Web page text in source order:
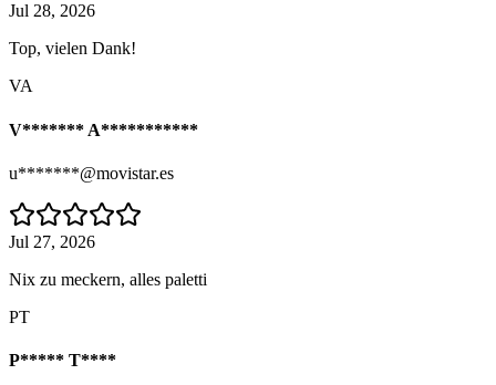
Jul 28, 2026
Top, vielen Dank!
VA
V******* A***********
u*******@movistar.es
Jul 27, 2026
Nix zu meckern, alles paletti
PT
P***** T****